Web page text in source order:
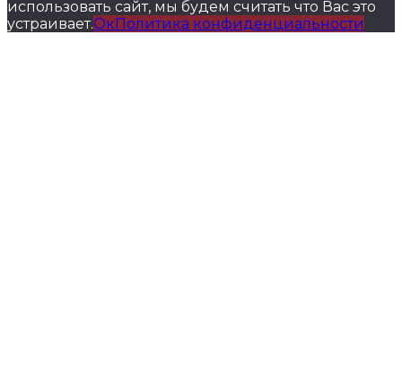
использовать сайт, мы будем считать что Вас это
устраивает.ОкПолитика конфиденциальности